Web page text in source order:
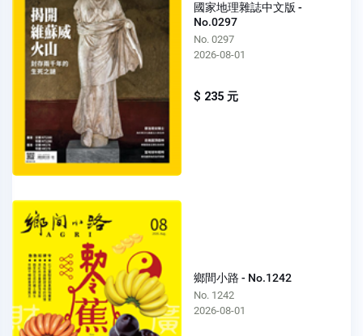
國家地理雜誌中文版 -
No.0297
No. 0297
2026-08-01
$ 235 元
鄉間小路 - No.1242
No. 1242
2026-08-01